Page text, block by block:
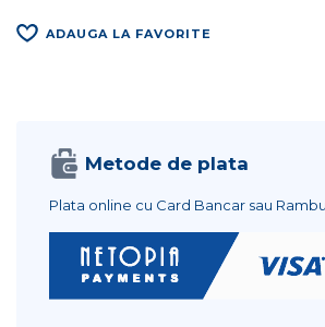
ADAUGA LA FAVORITE
Metode de plata
Plata online cu Card Bancar sau